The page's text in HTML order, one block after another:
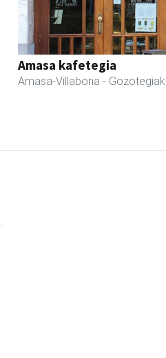
Amasa kafetegia
Amasa-Villabona - Gozotegiak